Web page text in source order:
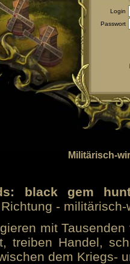
Login
Passwort
Militärisch-
black gem
-
mit
treiben Handel,
dem Kriegs-